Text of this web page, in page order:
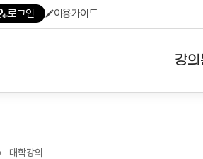
로그인 이용가이드
강
대학강의